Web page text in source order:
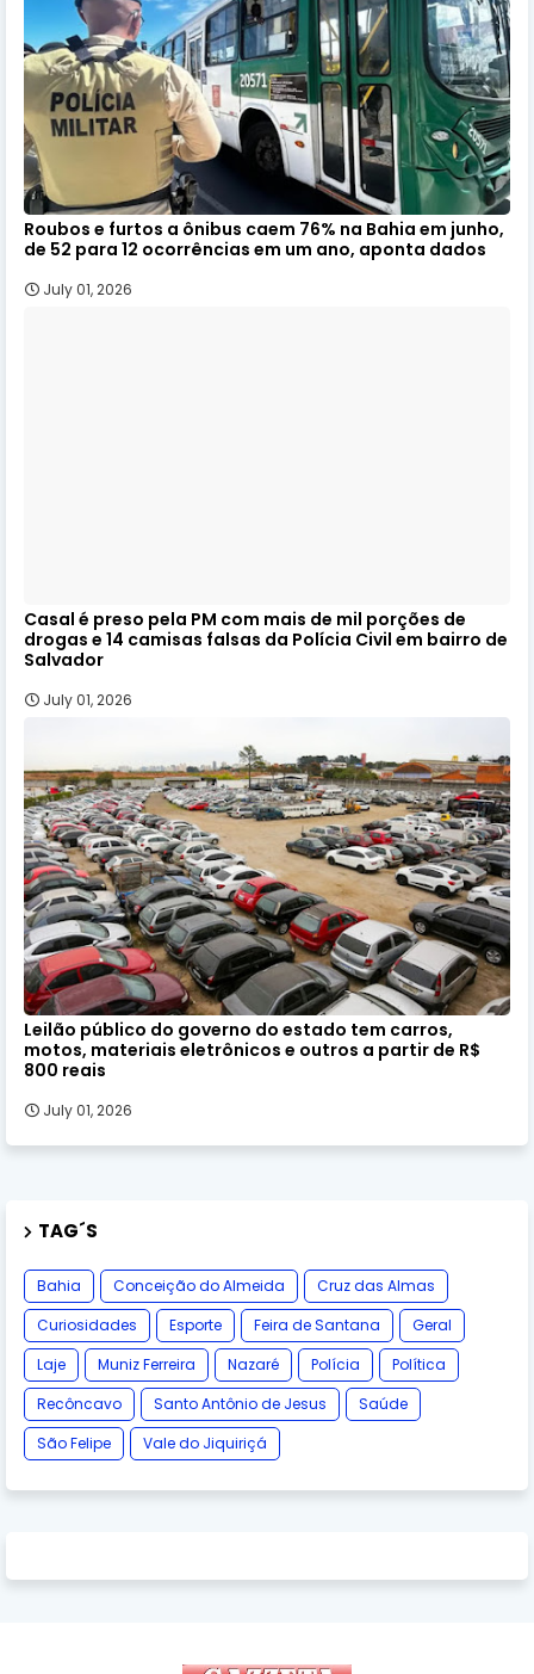
Roubos e furtos a ônibus caem 76% na Bahia em junho,
de 52 para 12 ocorrências em um ano, aponta dados
July 01, 2026
Casal é preso pela PM com mais de mil porções de
drogas e 14 camisas falsas da Polícia Civil em bairro de
Salvador
July 01, 2026
Leilão público do governo do estado tem carros,
motos, materiais eletrônicos e outros a partir de R$
800 reais
July 01, 2026
TAG´S
Bahia Conceição do Almeida
Cruz das Almas
Curiosidades
Esporte Feira de Santana
Geral
Laje
Muniz Ferreira Nazaré Polícia
Política
Recôncavo
Santo Antônio de Jesus
Saúde
São Felipe
Vale do Jiquiriçá